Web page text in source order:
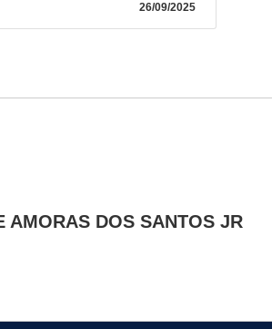
26/09/2025
AMORAS DOS SANTOS JR